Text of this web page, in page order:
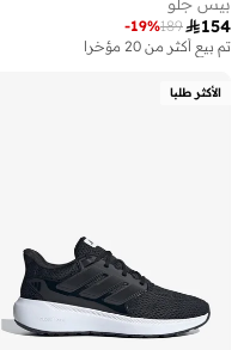
154
189
-19%
تم بيع أكثر من 20 مؤخرا
الأكثر طلبا